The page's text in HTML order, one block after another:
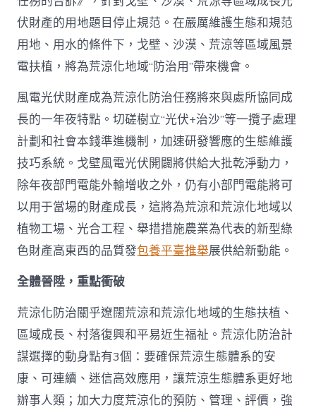
伏財產的用地題目停止規范。在嚴厲維護生態和規范
用地、用水的條件下，戈壁、沙漠、荒涼等區域風景
電扶植，將為荒涼化地域“防治用”帶來機會。
風電光伏財產成為荒涼化防治任務將來與處所協同成
長的一年夜特點。切磋樹立“光伏+治沙”等一攬子處理
計劃和社會本錢準進機制，加速研發響應的生態維護
技巧系統。戈壁風電光伏開闢將供給大批乾淨動力，
除年夜部門電能外輸增收之外，仍有小部門電能將可
以用于當場的財產成長，這將為荒涼和荒涼化地域以
植物工場、光合工程、舉措措施農業為代表的新型綠
色財產高東西的品質發包養平臺推舉展供給新動能。
全體晉陞，重點衝破
荒涼化防治關乎遼闊荒涼和荒涼化地域的生態扶植、
區域成長、村落復興和平易近生福祉。荒涼化防治計
謀選擇的動身點有3個：要確保荒涼生態體系的安
康、可連續、迷信高效應用，讓荒涼生態體系更好地
辦事人類；加大力度荒涼化的預防、管理、評價，強